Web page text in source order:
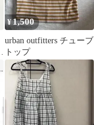
¥1,500
urban outfitters チューブ
トップ